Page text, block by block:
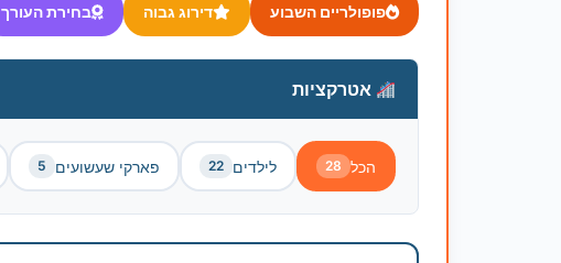
פופולריים השבוע דירוג גבוה בחירת העורך
אטרקציות
הכל 28 לילדים 22 פארקי שעשועים 5